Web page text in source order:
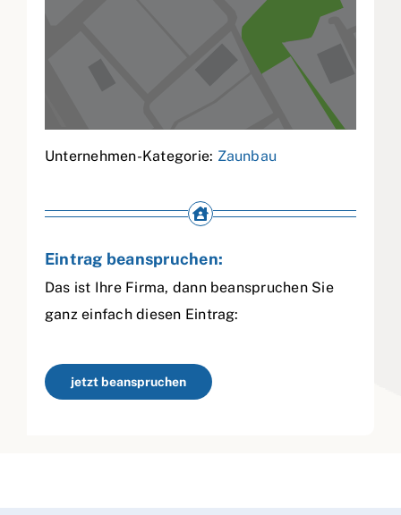
Unternehmen-Kategorie: Zaunbau
Eintrag beanspruchen:
Das ist Ihre Firma, dann beanspruchen Sie
ganz einfach diesen Eintrag:
jetzt beanspruchen